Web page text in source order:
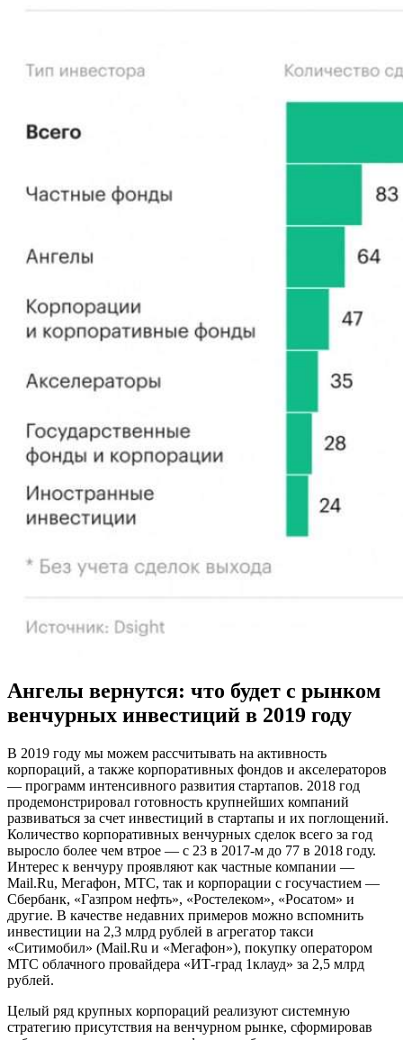
Ангелы вернутся: что будет с рынком
венчурных инвестиций в 2019 году
В 2019 году мы можем рассчитывать на активность
корпораций, а также корпоративных фондов и акселераторов
— программ интенсивного развития стартапов. 2018 год
продемонстрировал готовность крупнейших компаний
развиваться за счет инвестиций в стартапы и их поглощений.
Количество корпоративных венчурных сделок всего за год
выросло более чем втрое — с 23 в 2017-м до 77 в 2018 году.
Интерес к венчуру проявляют как частные компании —
Mail.Ru, Мегафон, МТС, так и корпорации с госучастием —
Сбербанк, «Газпром нефть», «Ростелеком», «Росатом» и
другие. В качестве недавних примеров можно вспомнить
инвестиции на 2,3 млрд рублей в агрегатор такси
«Ситимобил» (Mail.Ru и «Мегафон»), покупку оператором
МТС облачного провайдера «ИТ-град 1клауд» за 2,5 млрд
рублей.
Целый ряд крупных корпораций реализуют системную
стратегию присутствия на венчурном рынке, сформировав